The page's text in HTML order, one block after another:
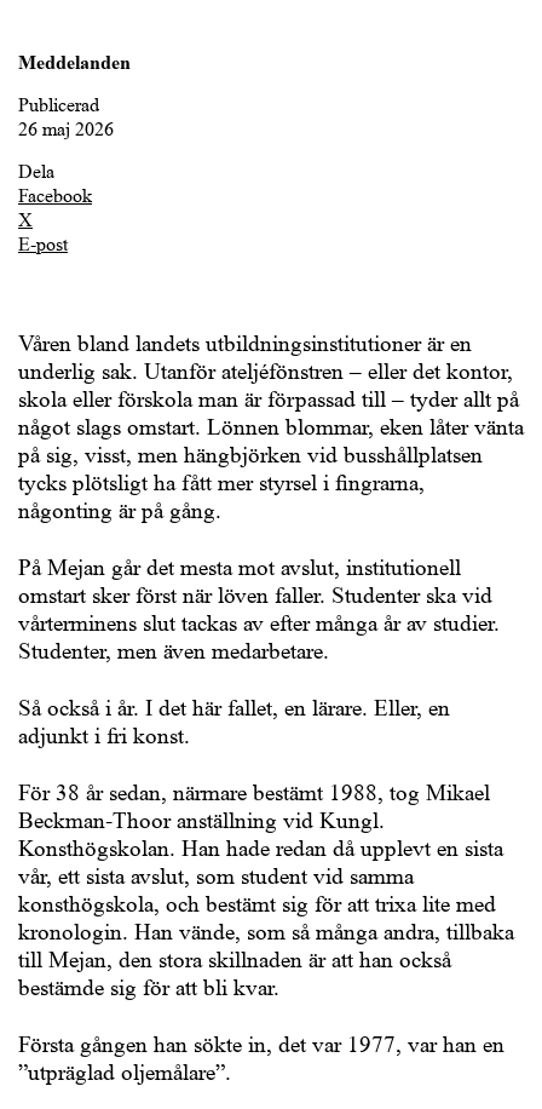
Meddelanden
Publicerad
26 maj 2026
Dela
Facebook
X
E-post
Våren bland landets utbildningsinstitutioner är en
underlig sak. Utanför ateljéfönstren – eller det kontor,
skola eller förskola man är förpassad till – tyder allt på
något slags omstart. Lönnen blommar, eken låter vänta
på sig, visst, men hängbjörken vid busshållplatsen
tycks plötsligt ha fått mer styrsel i fingrarna,
någonting är på gång.
På Mejan går det mesta mot avslut, institutionell
omstart sker först när löven faller. Studenter ska vid
vårterminens slut tackas av efter många år av studier.
Studenter, men även medarbetare.
Så också i år. I det här fallet, en lärare. Eller, en
adjunkt i fri konst.
För 38 år sedan, närmare bestämt 1988, tog Mikael
Beckman-Thoor anställning vid Kungl.
Konsthögskolan. Han hade redan då upplevt en sista
vår, ett sista avslut, som student vid samma
konsthögskola, och bestämt sig för att trixa lite med
kronologin. Han vände, som så många andra, tillbaka
till Mejan, den stora skillnaden är att han också
bestämde sig för att bli kvar.
Första gången han sökte in, det var 1977, var han en
”utpräglad oljemålare”.